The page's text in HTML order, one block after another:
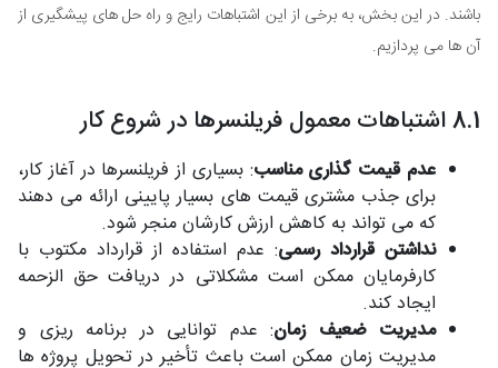
باشند. در این بخش، به برخی از این اشتباهات رایج و راه حل های پیشگیری از
آن ها می پردازیم.
8.1 اشتباهات معمول فریلنسرها در شروع کار
عدم قیمت گذاری مناسب: بسیاری از فریلنسرها در آغاز کار،
برای جذب مشتری قیمت های بسیار پایینی ارائه می دهند
که می تواند به کاهش ارزش کارشان منجر شود.
نداشتن قرارداد رسمی: عدم استفاده از قرارداد مکتوب با
کارفرمایان ممکن است مشکلاتی در دریافت حق الزحمه
ایجاد کند.
مدیریت ضعیف زمان: عدم توانایی در برنامه ریزی و
مدیریت زمان ممکن است باعث تأخیر در تحویل پروژه ها